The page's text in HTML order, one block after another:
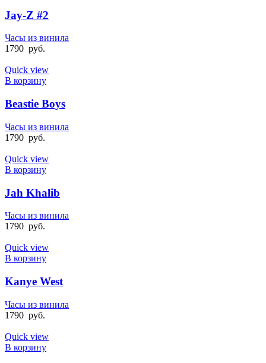
Jay-Z #2
Часы из винила
1790 руб.
Quick view
В корзину
Beastie Boys
Часы из винила
1790 руб.
Quick view
В корзину
Jah Khalib
Часы из винила
1790 руб.
Quick view
В корзину
Kanye West
Часы из винила
1790 руб.
Quick view
В корзину